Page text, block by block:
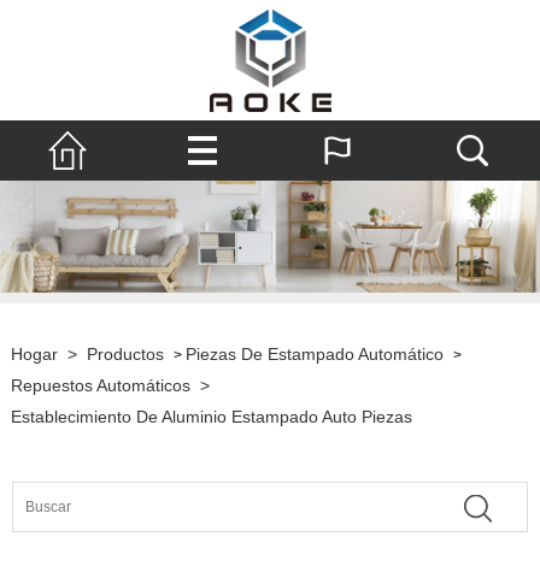
Hogar > Productos > Piezas De Estampado Automático >
Repuestos Automáticos >
Establecimiento De Aluminio Estampado Auto Piezas